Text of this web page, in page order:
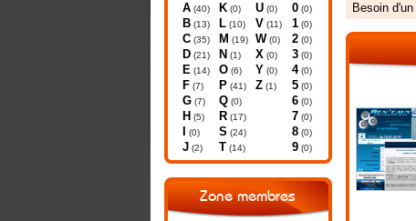
A(40)
B(13)
C(35)
D(21)
E (14)
F(7)
G(7)
H (5)
(0)
J(2)
K(0)
L(10)
M (19)
N (1)
O(6)
P(41)
Q(0)
R(17)
S (24)
T (14)
U(0)
V (11)
W(0)
X (0)
Y (0)
Z(1)
0(0)
1(0)
2(0)
3(0)
4(0)
5(0)
6(0)
7(0)
8(0)
9(0)
Zone membres
Besoin d'un